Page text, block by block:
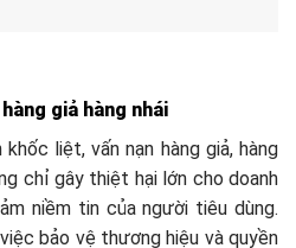
giả hàng nhái
liệt, vấn nạn hàng giả, hàng
chỉ gây thiệt hại lớn cho doanh
niềm tin của người tiêu dùng.
bảo vệ thương hiệu và quyền